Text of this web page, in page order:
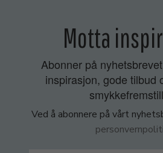
Motta
Abonner på
inspirasjon, gode tilbud
Ved å abonnere på vårt